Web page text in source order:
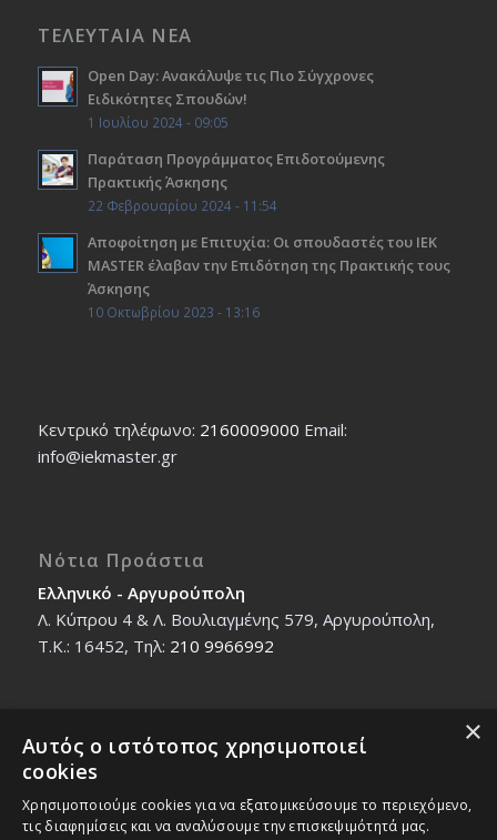
ΤΕΛΕΥΤΑΙΑ ΝΕΑ
Open Day: Ανακάλυψε τις Πιο Σύγχρονες
Ειδικότητες Σπουδών!
1 Ιουλίου 2024 - 09:05
Παράταση Προγράμματος Επιδοτούμενης
Πρακτικής Άσκησης
22 Φεβρουαρίου 2024 - 11:54
Αποφοίτηση με Επιτυχία: Οι σπουδαστές του ΙΕΚ
ΜΑSTER έλαβαν την Επιδότηση της Πρακτικής τους
Άσκησης
10 Οκτωβρίου 2023 - 13:16
Κεντρικό τηλέφωνο: 2160009000 Εmail:
info@iekmaster.gr
Νότια Προάστια
Ελληνικό - Αργυρούπολη
Λ. Κύπρου 4 & Λ. Βουλιαγμένης 579, Αργυρούπολη,
T.K.: 16452, Τηλ: 210 9966992
Βόρεια Προάστια
Νέο Ηράκλειο - Μαρούσι
Ζαλοκώστα 18 & Εμμανουήλ Παπαδάκη 12, T.K.:
×
Αυτός ο ιστότοπος χρησιμοποιεί
cookies
Χρησιμοποιούμε cookies για να εξατομικεύσουμε το περιεχόμενο,
τις διαφημίσεις και να αναλύσουμε την επισκεψιμότητά μας.